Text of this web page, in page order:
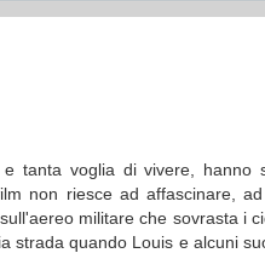
tanta voglia di vivere, hanno
non riesce ad affascinare,
militare che sovrasta i
strada quando Louis e alcuni